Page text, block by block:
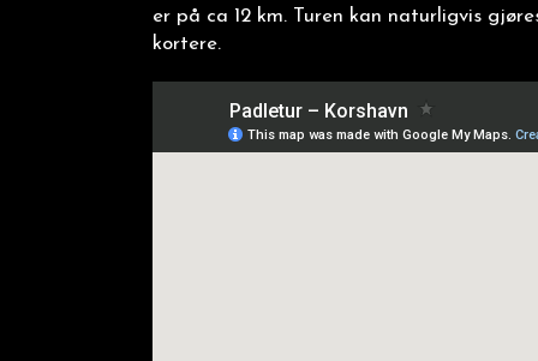
er på ca 12 km. Turen kan naturligvis
kortere.